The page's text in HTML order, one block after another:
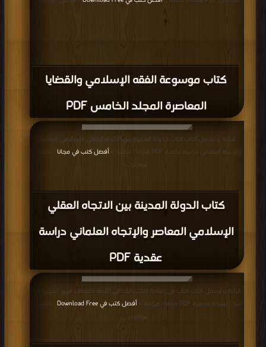
كتاب موسوعة الفقه الإسلامي والقضايا
المعاصرة المجلد الخامس PDF
كتاب الدولة المدينة بين الاتجاه العقلي
الإسلامي المعاصر والإتجاه العلماني دراسة
عقدية PDF
قراءة و تحميل كتاب كتاب الدولة المدينة بين الاتجاه العقلي الإسلامي المعاصر
والإتجاه العلماني دراسة عقدية PDF مجانا | مكتبة >
أفضل كتب في مجانا | التحميل :
مرة/مرات
قراءة و تحميل كتاب كتاب في ضيافة كتائب القذافي (قصة اختطاف فريق الجزيرة في
ليبيا ) نسخة مصورة PDF مجانا | مكتبة >
أفضل كتب في Download Free
| التحميل :
مرة/مرات